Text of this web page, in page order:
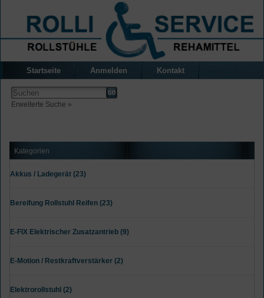
Startseite Anmelden Kontakt
Erweiterte Suche »
Kategorien
Akkus / Ladegerät (23)
Bereifung Rollstuhl Reifen (23)
E-FIX Elektrischer Zusatzantrieb (9)
E-Motion / Restkraftverstärker (2)
Elektrorollstuhl (2)